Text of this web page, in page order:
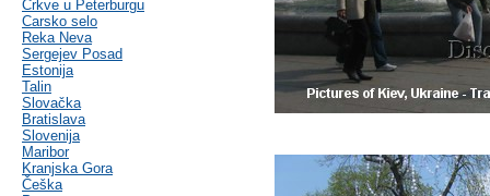
Crkve u Peterburgu
Carsko selo
Reka Neva
Sergejev Posad
Estonija
Talin
Slovačka
Bratislava
Slovenija
Maribor
Kranjska Gora
Češka